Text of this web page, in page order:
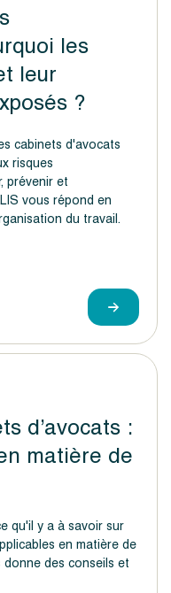
les
leur
?
cabinets d'avocats
risques
prévenir et
vous répond en
du travail.
d’avocats :
matière de
qu'il y a à savoir sur
en matière de
des conseils et